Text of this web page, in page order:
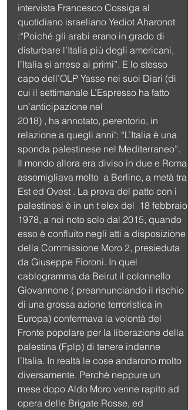
intervista Francesco Cossiga al
quotidiano israeliano Yediot Aharonot
:“Poiché gli arabi erano in grado di
disturbare l’Italia più degli americani,
l’Italia si arrese ai primi”. E lo stesso
capo dell’OLP Yasse nei suoi Diari (di
cui il settimanale L’Espresso ha fatto
un’anticipazione nel
2018) , ha annotato, perentorio, in
relazione a quegli anni": “L’Italia è una
sponda palestinese nel Mediterraneo”.
Il mondo allora era diviso in due e Roma
assomigliava molto  a Berlino, a metà tra
Est ed Ovest . La prova del patto con i
palestinesi è in un t elex del  18 febbraio
1978, a noi noto solo dal 2015, quando
esso è confluito negli atti a disposizione
della Commissione Moro 2, presieduta
da Giuseppe Fioroni. In quel
cablogramma da Beirut il colonnello
Giovannone ( preannunciando il rischio
di una grossa azione terroristica in
Europa) confermava la volontà del
Fronte popolare per la liberazione della
palestina (Fplp) di tenere indenne
l’Italia. In realtà le cose andarono molto
diversamente. Perchè neppure un
mese dopo Aldo Moro venne rapito ad
opera delle Brigate Rosse, ed